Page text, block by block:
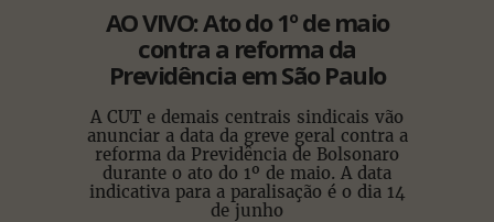
AO VIVO: Ato do 1º de maio
contra a reforma da
Previdência em São Paulo
A CUT e demais centrais sindicais vão
anunciar a data da greve geral contra a
reforma da Previdência de Bolsonaro
durante o ato do 1º de maio. A data
indicativa para a paralisação é o dia 14
de junho